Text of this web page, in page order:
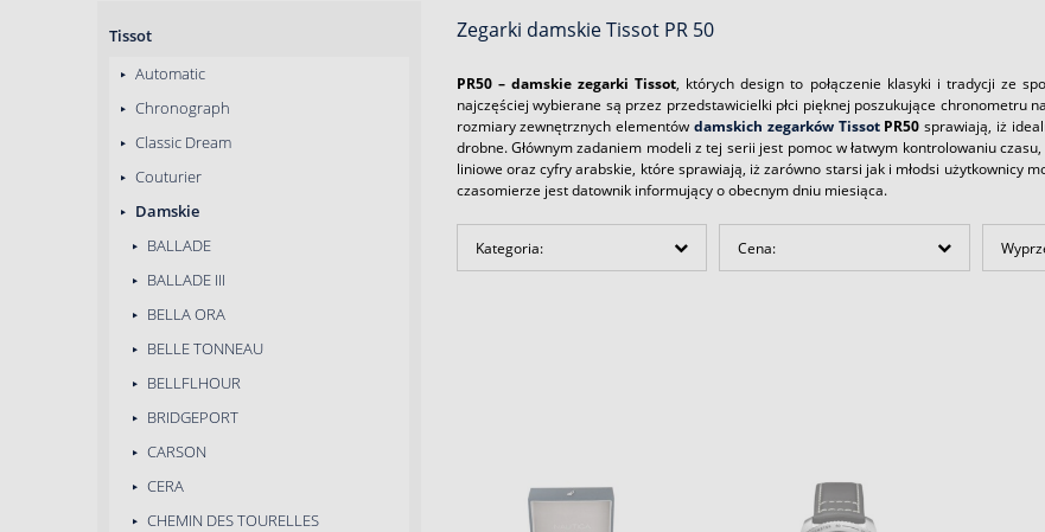
Tissot
Automatic
Chronograph
Classic Dream
Couturier
Damskie
BALLADE
BALLADE III
BELLA ORA
BELLE TONNEAU
BELLFLHOUR
BRIDGEPORT
CARSON
CERA
CHEMIN DES TOURELLES
Zegarki damskie Tissot PR 50
PR50 – damskie zegarki Tissot, których design to połączenie klasyki i tradycji ze
najczęściej wybierane są przez przedstawicielki płci pięknej poszukujące chronometru
rozmiary zewnętrznych elementów damskich zegarków TissotPR50 sprawiają, iż
drobne. Głównym zadaniem modeli z tej serii jest pomoc w łatwym kontrolowaniu
liniowe oraz cyfry arabskie, które sprawiają, iż zarówno starsi jak i młodsi użytkownicy
czasomierze jest datownik informujący o obecnym dniu miesiąca.
Kategoria: Cena: